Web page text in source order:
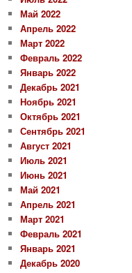
Май 2022
Апрель 2022
Март 2022
Февраль 2022
Январь 2022
Декабрь 2021
Ноябрь 2021
Октябрь 2021
Сентябрь 2021
Август 2021
Июль 2021
Июнь 2021
Май 2021
Апрель 2021
Март 2021
Февраль 2021
Январь 2021
Декабрь 2020